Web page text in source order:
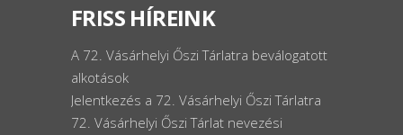
FRISS HÍREINK
A 72. Vásárhelyi Őszi Tárlatra beválogatott
alkotások
Jelentkezés a 72. Vásárhelyi Őszi Tárlatra
72. Vásárhelyi Őszi Tárlat nevezési